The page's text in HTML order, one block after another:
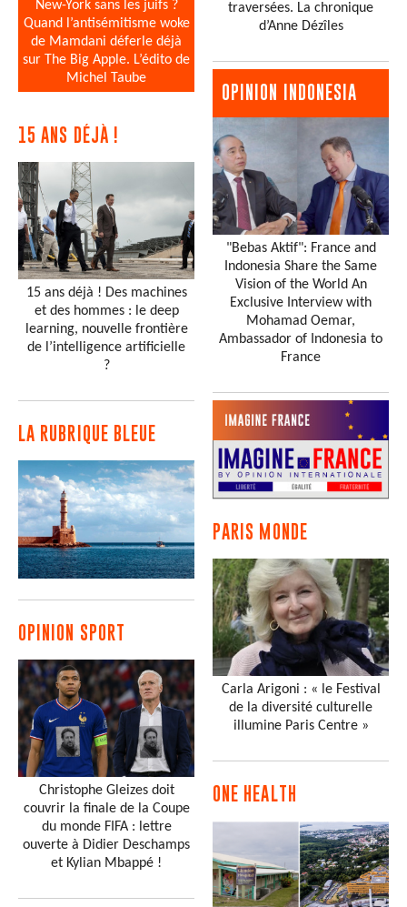
New-York sans les juifs ?
Quand l’antisémitisme woke
de Mamdani déferle déjà
sur The Big Apple. L’édito de
Michel Taube
15 ANS DÉJÀ !
15 ans déjà ! Des machines
et des hommes : le deep
learning, nouvelle frontière
de l’intelligence artificielle
?
LA RUBRIQUE BLEUE
OPINION SPORT
Christophe Gleizes doit
couvrir la finale de la Coupe
du monde FIFA : lettre
ouverte à Didier Deschamps
et Kylian Mbappé !
traversées. La chronique
d’Anne Dézîles
OPINION INDONESIA
"Bebas Aktif": France and
Indonesia Share the Same
Vision of the World An
Exclusive Interview with
Mohamad Oemar,
Ambassador of Indonesia to
France
PARIS MONDE
Carla Arigoni : « le Festival
de la diversité culturelle
illumine Paris Centre »
ONE HEALTH